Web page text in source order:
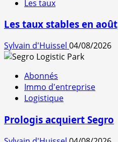
Les taux
Les taux stables en
Sylvain d'Huissel 04/08/2026
Abonnés
Immo d'entreprise
Logistique
Prologis acquiert Segro